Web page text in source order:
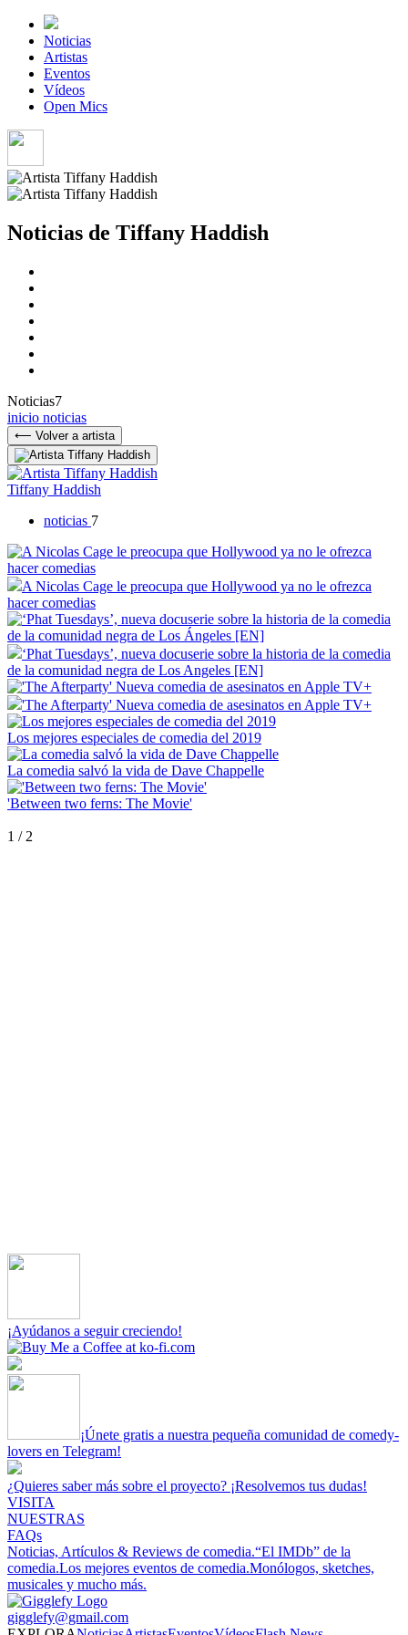
Noticias
Artistas
Eventos
Vídeos
Open Mics
Noticias de Tiffany Haddish
Noticias7
inicio noticias
⟵ Volver a artista
Tiffany Haddish
noticias 7
A Nicolas Cage le preocupa que Hollywood ya no le ofrezca
hacer comedias
‘Phat Tuesdays’, nueva docuserie sobre la historia de la comedia
de la comunidad negra de Los Angeles [EN]
'The Afterparty' Nueva comedia de asesinatos en Apple TV+
Los mejores especiales de comedia del 2019
La comedia salvó la vida de Dave Chappelle
'Between two ferns: The Movie'
1 / 2
¡Ayúdanos a seguir creciendo!
¡Únete gratis a nuestra pequeña comunidad de comedy-
lovers en Telegram!
¿Quieres saber más sobre el proyecto? ¡Resolvemos tus dudas!
VISITA
NUESTRAS
FAQs
Noticias, Artículos & Reviews de comedia.“El IMDb” de la
comedia.Los mejores eventos de comedia.Monólogos, sketches,
musicales y mucho más.
gigglefy@gmail.com